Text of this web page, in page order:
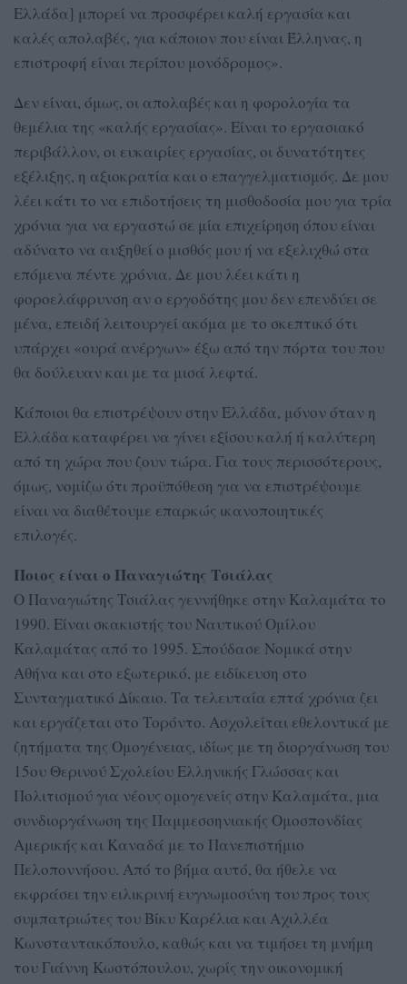
Ελλάδα] μπορεί να προσφέρει καλή εργασία και
καλές απολαβές, για κάποιον που είναι Έλληνας, η
επιστροφή είναι περίπου μονόδρομος».
Δεν είναι, όμως, οι απολαβές και η φορολογία τα
θεμέλια της «καλής εργασίας». Είναι το εργασιακό
περιβάλλον, οι ευκαιρίες εργασίας, οι δυνατότητες
εξέλιξης, η αξιοκρατία και ο επαγγελματισμός. Δε μου
λέει κάτι το να επιδοτήσεις τη μισθοδοσία μου για τρία
χρόνια για να εργαστώ σε μία επιχείρηση όπου είναι
αδύνατο να αυξηθεί ο μισθός μου ή να εξελιχθώ στα
επόμενα πέντε χρόνια. Δε μου λέει κάτι η
φοροελάφρυνση αν ο εργοδότης μου δεν επενδύει σε
μένα, επειδή λειτουργεί ακόμα με το σκεπτικό ότι
υπάρχει «ουρά ανέργων» έξω από την πόρτα του που
θα δούλευαν και με τα μισά λεφτά.
Κάποιοι θα επιστρέψουν στην Ελλάδα, μόνον όταν η
Ελλάδα καταφέρει να γίνει εξίσου καλή ή καλύτερη
από τη χώρα που ζουν τώρα. Για τους περισσότερους,
όμως, νομίζω ότι προϋπόθεση για να επιστρέψουμε
είναι να διαθέτουμε επαρκώς ικανοποιητικές
επιλογές.
Ποιος είναι ο Παναγιώτης Τσιάλας
Ο Παναγιώτης Τσιάλας γεννήθηκε στην Καλαμάτα το
1990. Είναι σκακιστής του Ναυτικού Ομίλου
Καλαμάτας από το 1995. Σπούδασε Νομικά στην
Αθήνα και στο εξωτερικό, με ειδίκευση στο
Συνταγματικό Δίκαιο. Τα τελευταία επτά χρόνια ζει
και εργάζεται στο Τορόντο. Ασχολείται εθελοντικά με
ζητήματα της Ομογένειας, ιδίως με τη διοργάνωση του
15ου Θερινού Σχολείου Ελληνικής Γλώσσας και
Πολιτισμού για νέους ομογενείς στην Καλαμάτα, μια
συνδιοργάνωση της Παμμεσσηνιακής Ομοσπονδίας
Αμερικής και Καναδά με το Πανεπιστήμιο
Πελοποννήσου. Από το βήμα αυτό, θα ήθελε να
εκφράσει την ειλικρινή ευγνωμοσύνη του προς τους
συμπατριώτες του Βίκυ Καρέλια και Αχιλλέα
Κωνσταντακόπουλο, καθώς και να τιμήσει τη μνήμη
του Γιάννη Κωστόπουλου, χωρίς την οικονομική